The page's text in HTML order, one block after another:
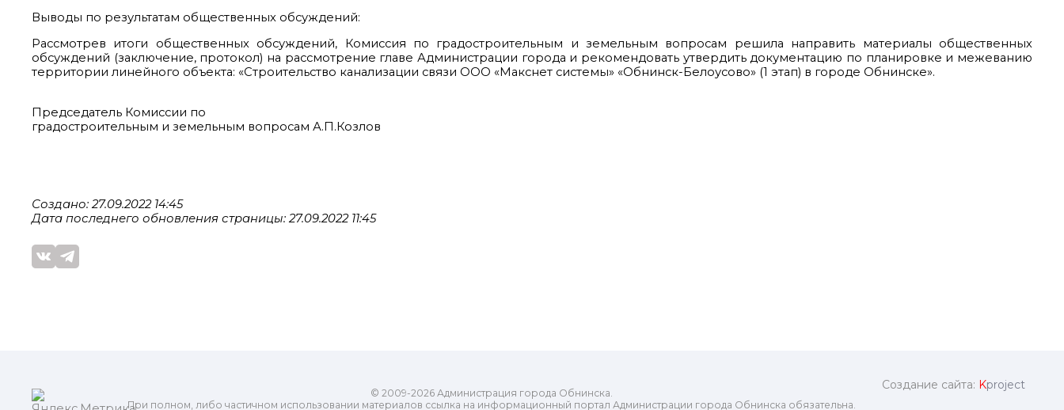
Выводы по результатам общественных обсуждений:
Рассмотрев итоги общественных обсуждений, Комиссия по градостроительным и земельным вопросам решила направить материалы общественных
обсуждений (заключение, протокол) на рассмотрение главе Администрации города и рекомендовать утвердить документацию по планировке и межеванию
территории линейного объекта: «Строительство канализации связи ООО «Макснет системы» «Обнинск-Белоусово» (1 этап) в городе Обнинске».
Председатель Комиссии по
градостроительным и земельным вопросам А.П.Козлов
Создано: 27.09.2022 14:45
Дата последнего обновления страницы: 27.09.2022 11:45
© 2009-2026 Администрация города Обнинска.
При полном, либо частичном использовании материалов ссылка на информационный портал Администрации города Обнинска обязательна.
Создание сайта: Kproject